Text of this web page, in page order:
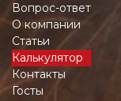
Вопрос-ответ
О компании
Статьи
Калькулятор
Контакты
Госты